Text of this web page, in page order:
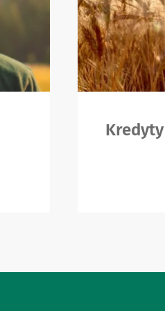
Kredyty